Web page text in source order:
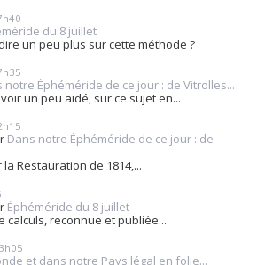
du 8 juillet
un peu plus sur cette méthode ?
notre Éphéméride de ce jour : de Vitrolles...
un peu aidé, sur ce sujet en...
Dans notre Éphéméride de ce jour : de
Restauration de 1814,...
Éphéméride du 8 juillet
calculs, reconnue et publiée...
et dans notre Pays légal en folie...